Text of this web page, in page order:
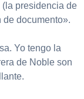
presidencia de
documento».
Yo tengo la
de Noble son